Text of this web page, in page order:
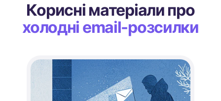
Корисні матеріали про
холодні email-розсилки